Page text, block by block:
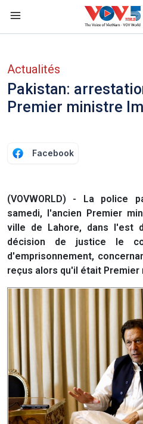
Actualités
Pakistan:
Premier ministre
Facebook
(VOVWORLD) - La police
samedi, l'ancien Premier
ville de Lahore, dans l'est
décision de justice le
d'emprisonnement,
reçus alors qu'il était Premier